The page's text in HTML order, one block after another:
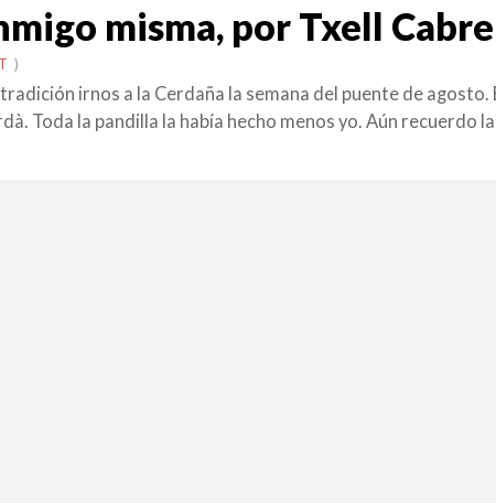
misma, por Txell
)
irnos a la Cerdaña la semana del puente de agosto.
Toda la pandilla la había hecho menos yo. Aún recuerdo